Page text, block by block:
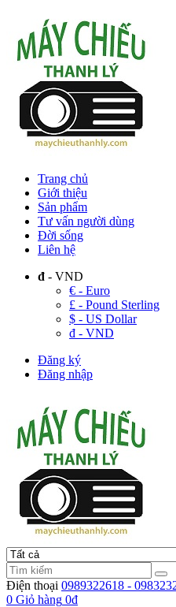
Trang chủ
Giới thiệu
Sản phẩm
Tư vấn người dùng
Đời sống
Liên hệ
đ - VND
€ - Euro
£ - Pound Sterling
$ - US Dollar
đ - VND
Đăng ký
Đăng nhập
Điện thoại 0989322618 -
0 Giỏ hàng 0đ